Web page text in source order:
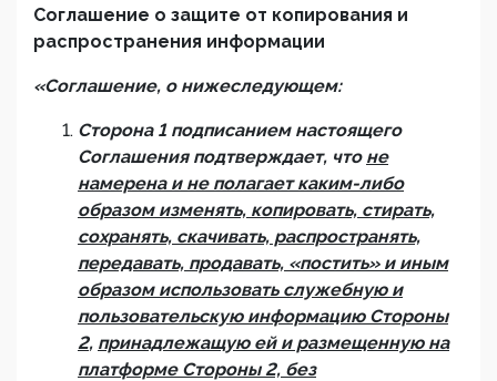
Соглашение о защите от копирования и
распространения информации
«Соглашение, о нижеследующем:
Сторона 1 подписанием настоящего
Соглашения подтверждает, что не
намерена и не полагает каким-либо
образом изменять, копировать, стирать,
сохранять, скачивать, распространять,
передавать, продавать, «постить» и иным
образом использовать служебную и
пользовательскую информацию Стороны
2, принадлежащую ей и размещенную на
платформе Стороны 2, без